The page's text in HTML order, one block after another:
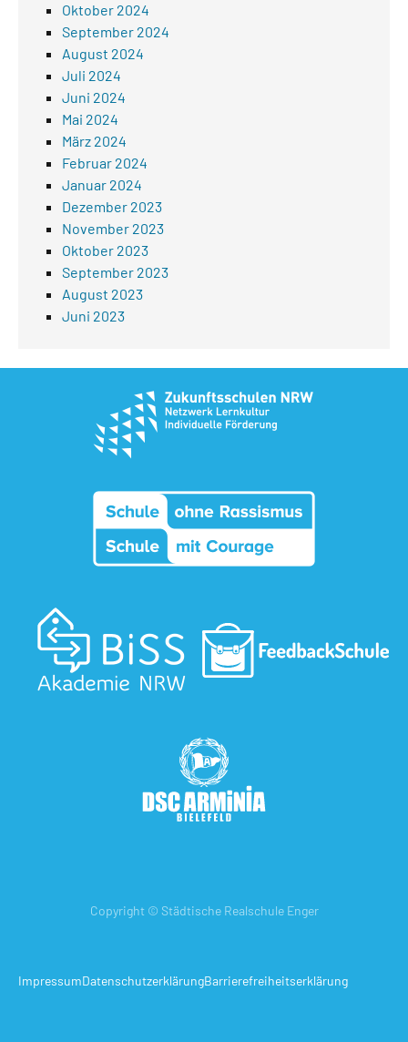
Oktober 2024
September 2024
August 2024
Juli 2024
Juni 2024
Mai 2024
März 2024
Februar 2024
Januar 2024
Dezember 2023
November 2023
Oktober 2023
September 2023
August 2023
Juni 2023
Copyright © Städtische Realschule Enger
ImpressumDatenschutzerklärungBarrierefreiheitserklärung